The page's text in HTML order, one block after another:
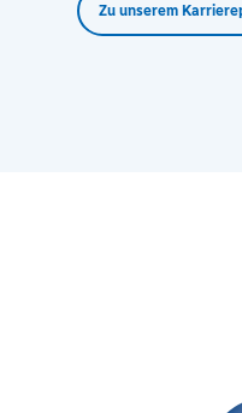
Zu unserem